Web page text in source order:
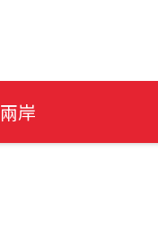
兩岸